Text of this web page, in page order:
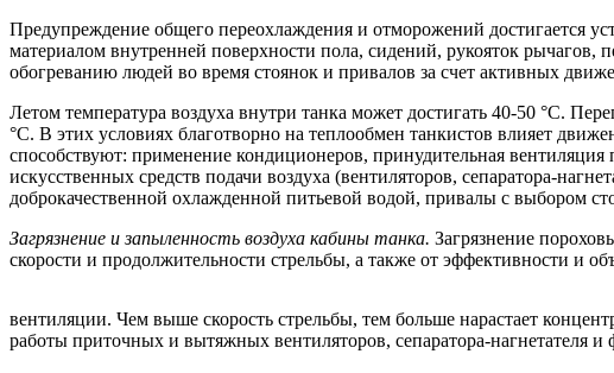
Предупреждение общего переохлаждения и отморожений достигается
материалом внутренней поверхности пола, сидений, рукояток
обогреванию людей во время стоянок и привалов за счет активных
Летом температура воздуха внутри танка может достигать 40-50 °С.
°С. В этих условиях благотворно на теплообмен танкистов влияет
способствуют: применение кондиционеров, принудительная
искусственных средств подачи воздуха (вентиляторов, сепаратора-
доброкачественной охлажденной питьевой водой, привалы с выбором
Загрязнение и запыленность воздуха кабины танка. Загрязнение
скорости и продолжительности стрельбы, а также от эффективности и
вентиляции. Чем выше скорость стрельбы, тем больше нарастает
работы приточных и вытяжных вентиляторов, сепаратора-нагнетателя